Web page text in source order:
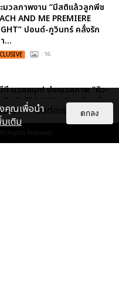
มวลภาพงาน “มีสติแล้วลูกพีช
AND ME PREMIERE
ปอนด์-ภูวินทร์ คลั่งรัก
...
: 16
ดี มวลสนุก! ประมวลภาพ “ดิว-
เปิดตัวซีรีส์ “MR.KILL มังงะสั่ง
” ในงาน “MR.KILL...
: 14
ษณา ติดต่อเรา
Rights Reserved.
งคุณเพื่อนำ
เติม
ตกลง